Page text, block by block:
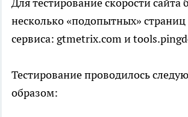
несколько «подопытных» страниц
сервиса: gtmetrix.com и
Тестирование проводилось
образом: